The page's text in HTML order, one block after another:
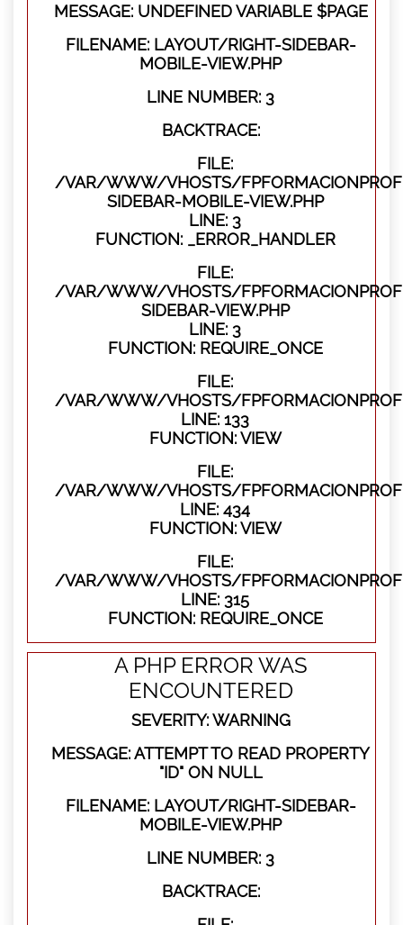
MESSAGE: UNDEFINED VARIABLE $PAGE
FILENAME: LAYOUT/RIGHT-SIDEBAR-
MOBILE-VIEW.PHP
LINE NUMBER: 3
BACKTRACE:
FILE:
/VAR/WWW/VHOSTS/
SIDEBAR-MOBILE-VIEW.PHP
LINE: 3
FUNCTION: _ERROR_HANDLER
FILE:
/VAR/WWW/VHOSTS/
SIDEBAR-VIEW.PHP
LINE: 3
FUNCTION: REQUIRE_ONCE
FILE:
/VAR/WWW/VHOSTS/
LINE: 133
FUNCTION: VIEW
FILE:
/VAR/WWW/VHOSTS/
LINE: 434
FUNCTION: VIEW
FILE:
/VAR/WWW/VHOSTS/
LINE: 315
FUNCTION: REQUIRE_ONCE
A PHP ERROR WAS
ENCOUNTERED
SEVERITY: WARNING
MESSAGE: ATTEMPT TO READ PROPERTY
"ID" ON NULL
FILENAME: LAYOUT/RIGHT-SIDEBAR-
MOBILE-VIEW.PHP
LINE NUMBER: 3
BACKTRACE: